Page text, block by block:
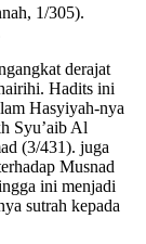
bertemu
1/305).
derajat
Hadits ini
Hasyiyah-nya
Syu’aib Al
(3/431). juga
Musnad
ini menjadi
sutrah kepada